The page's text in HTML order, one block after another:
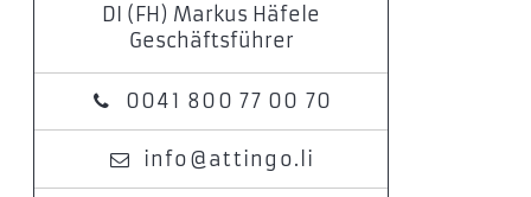
DI (FH) Markus Häfele
Geschäftsführer
0041 800 77 00 70
info@attingo.li